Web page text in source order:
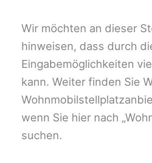
Wir möchten an dieser
hinweisen, dass durch
Eingabemöglichkeiten
kann. Weiter finden Sie
wenn Sie hier nach
suchen.